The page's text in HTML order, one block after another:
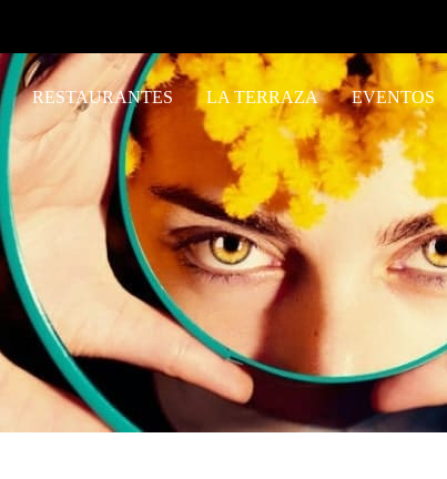
RESTAURANTES LA TERRAZA EVENTOS